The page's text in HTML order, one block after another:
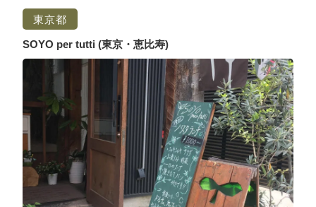
SOYO per tutti (東京・恵比寿)
東京都